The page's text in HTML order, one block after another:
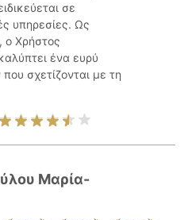
σε
υπηρεσίες. Ως
ο Χρήστος
ένα ευρύ
σχετίζονται με τη
Μαρία-